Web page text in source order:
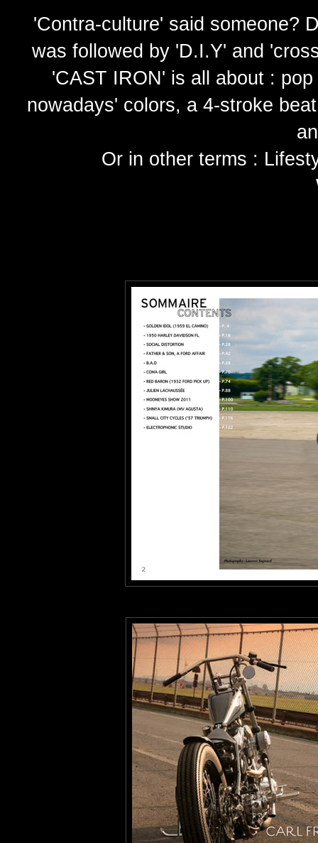
'Contra-culture' said someone?
was followed by 'D.I.Y' and
'CAST IRON' is all about :
nowadays' colors, a 4-stroke
Or in other terms :